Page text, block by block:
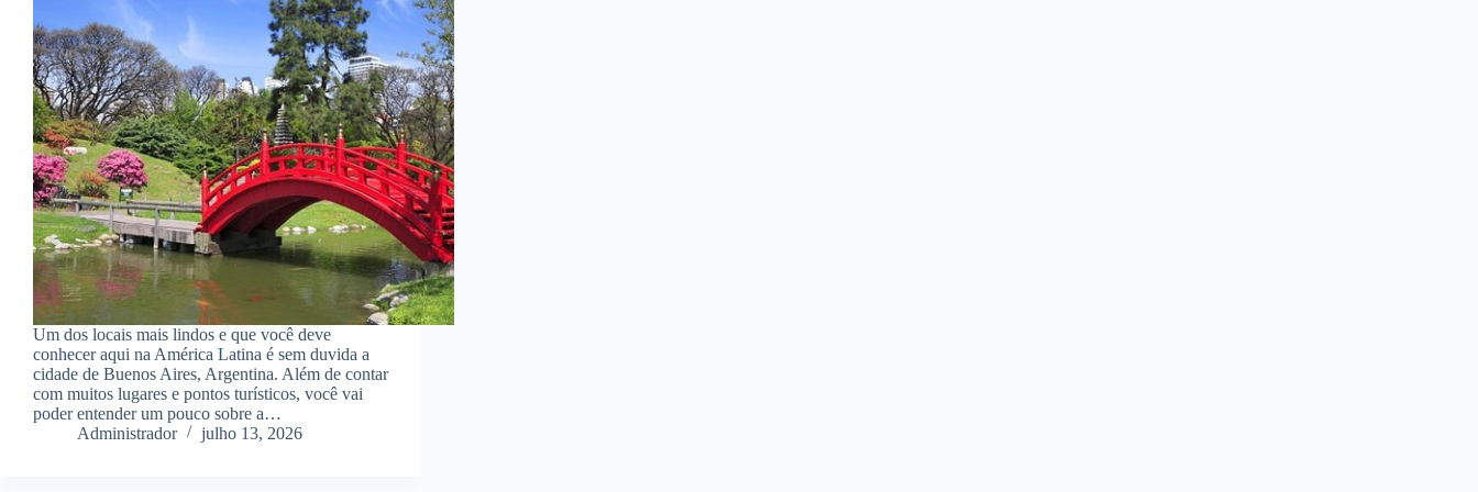
Um dos locais mais lindos e que você deve
conhecer aqui na América Latina é sem duvida a
cidade de Buenos Aires, Argentina. Além de contar
com muitos lugares e pontos turísticos, você vai
poder entender um pouco sobre a…
Administrador
julho 13, 2026